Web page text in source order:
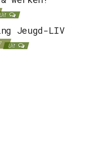
Uit
Jeugd-LIV
Uit